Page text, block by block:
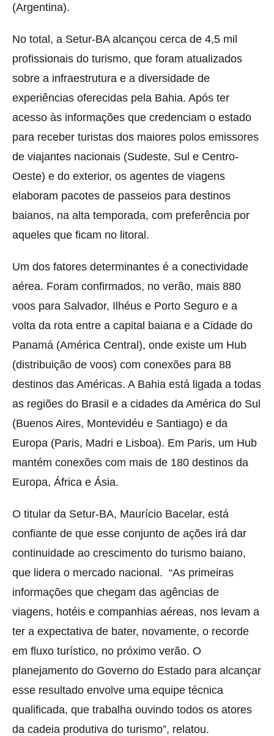
(Argentina).
No total, a Setur-BA alcançou cerca de 4,5 mil
profissionais do turismo, que foram atualizados
sobre a infraestrutura e a diversidade de
experiências oferecidas pela Bahia. Após ter
acesso às informações que credenciam o estado
para receber turistas dos maiores polos emissores
de viajantes nacionais (Sudeste, Sul e Centro-
Oeste) e do exterior, os agentes de viagens
elaboram pacotes de passeios para destinos
baianos, na alta temporada, com preferência por
aqueles que ficam no litoral.
Um dos fatores determinantes é a conectividade
aérea. Foram confirmados, no verão, mais 880
voos para Salvador, Ilhéus e Porto Seguro e a
volta da rota entre a capital baiana e a Cidade do
Panamá (América Central), onde existe um Hub
(distribuição de voos) com conexões para 88
destinos das Américas. A Bahia está ligada a todas
as regiões do Brasil e a cidades da América do Sul
(Buenos Aires, Montevidéu e Santiago) e da
Europa (Paris, Madri e Lisboa). Em Paris, um Hub
mantém conexões com mais de 180 destinos da
Europa, África e Ásia.
O titular da Setur-BA, Maurício Bacelar, está
confiante de que esse conjunto de ações irá dar
continuidade ao crescimento do turismo baiano,
que lidera o mercado nacional. “As primeiras
informações que chegam das agências de
viagens, hotéis e companhias aéreas, nos levam a
ter a expectativa de bater, novamente, o recorde
em fluxo turístico, no próximo verão. O
planejamento do Governo do Estado para alcançar
esse resultado envolve uma equipe técnica
qualificada, que trabalha ouvindo todos os atores
da cadeia produtiva do turismo”, relatou.